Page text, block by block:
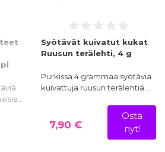
Syötävät kuivatut kukat
Ruusun terälehti, 4 g
Purkissa 4 grammaa syötäviä
kuivattuja ruusun terälehtiä…
7,90 €
Osta
nyt!